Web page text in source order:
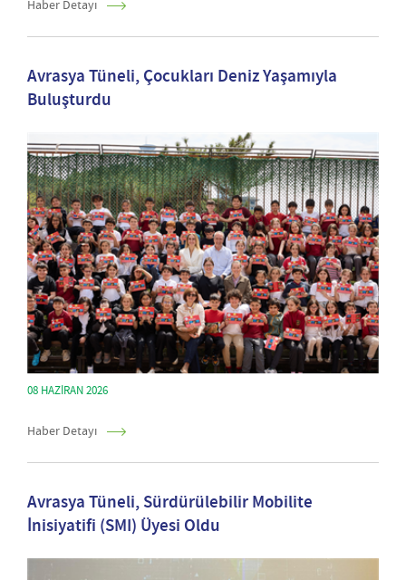
Haber Detayı
Avrasya Tüneli, Çocukları Deniz Yaşamıyla
Buluşturdu
08 HAZIRAN 2026
Haber Detayı
Avrasya Tüneli, Sürdürülebilir Mobilite
İnisiyatifi (SMI) Üyesi Oldu